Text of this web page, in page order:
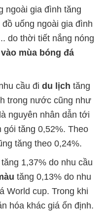
ngoài gia đình tăng
uống ngoài gia đình
do thời tiết nắng nóng
mùa bóng đá
cầu đi du lịch tăng
trong nước cũng như
nguyên nhân dẫn tới
gói tăng 0,52%. Theo
tăng theo 0,24%.
1,37% do nhu cầu
tăng 0,13% do nhu
World cup. Trong khi
hóa khác giá ổn định.